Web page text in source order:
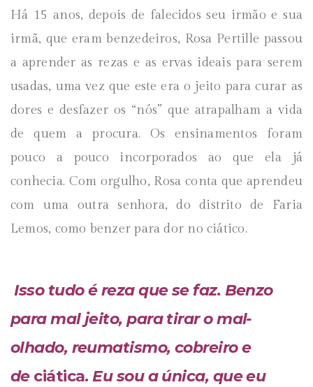
Há 15 anos, depois de falecidos seu irmão e sua
irmã, que eram benzedeiros, Rosa Pertille passou
a aprender as rezas e as ervas ideais para serem
usadas, uma vez que este era o jeito para curar as
dores e desfazer os “nós” que atrapalham a vida
de quem a procura. Os ensinamentos foram
pouco a pouco incorporados ao que ela já
conhecia. Com orgulho, Rosa conta que aprendeu
com uma outra senhora, do distrito de Faria
Lemos, como benzer para dor no ciático.
Isso tudo é reza que se faz. Benzo
para mal jeito, para tirar o mal-
olhado, reumatismo, cobreiro e
de ciática. Eu sou a única, que eu